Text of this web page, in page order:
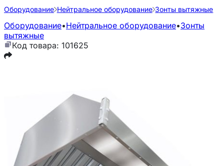
Оборудование Нейтральное оборудование Зонты вытяжные
Оборудование•Нейтральное оборудование•Зонты
вытяжные
Код товара: 101625